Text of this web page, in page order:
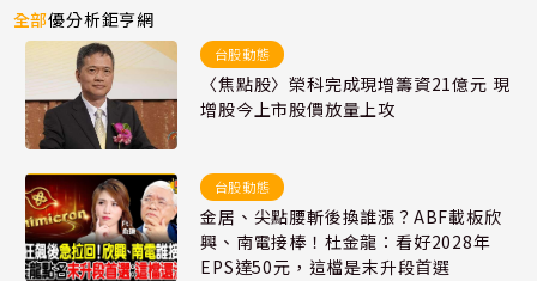
全部優分析鉅亨網
台股動態
〈焦點股〉榮科完成現增籌資21億元 現
增股今上市股價放量上攻
台股動態
金居、尖點腰斬後換誰漲？ABF載板欣
興、南電接棒！杜金龍：看好2028年
EPS達50元，這檔是末升段首選